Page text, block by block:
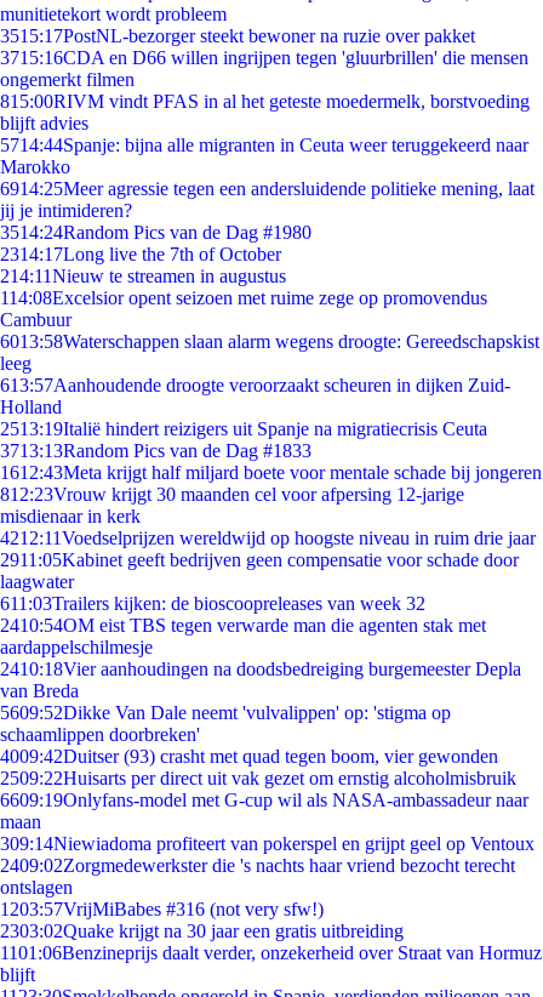
munitietekort wordt probleem
3515:17PostNL-bezorger steekt bewoner na ruzie over pakket
3715:16CDA en D66 willen ingrijpen tegen 'gluurbrillen' die mensen
ongemerkt filmen
815:00RIVM vindt PFAS in al het geteste moedermelk, borstvoeding
blijft advies
5714:44Spanje: bijna alle migranten in Ceuta weer teruggekeerd naar
Marokko
6914:25Meer agressie tegen een andersluidende politieke mening, laat
jij je intimideren?
3514:24Random Pics van de Dag #1980
2314:17Long live the 7th of October
214:11Nieuw te streamen in augustus
114:08Excelsior opent seizoen met ruime zege op promovendus
Cambuur
6013:58Waterschappen slaan alarm wegens droogte: Gereedschapskist
leeg
613:57Aanhoudende droogte veroorzaakt scheuren in dijken Zuid-
Holland
2513:19Italië hindert reizigers uit Spanje na migratiecrisis Ceuta
3713:13Random Pics van de Dag #1833
1612:43Meta krijgt half miljard boete voor mentale schade bij jongeren
812:23Vrouw krijgt 30 maanden cel voor afpersing 12-jarige
misdienaar in kerk
4212:11Voedselprijzen wereldwijd op hoogste niveau in ruim drie jaar
2911:05Kabinet geeft bedrijven geen compensatie voor schade door
laagwater
611:03Trailers kijken: de bioscoopreleases van week 32
2410:54OM eist TBS tegen verwarde man die agenten stak met
aardappelschilmesje
2410:18Vier aanhoudingen na doodsbedreiging burgemeester Depla
van Breda
5609:52Dikke Van Dale neemt 'vulvalippen' op: 'stigma op
schaamlippen doorbreken'
4009:42Duitser (93) crasht met quad tegen boom, vier gewonden
2509:22Huisarts per direct uit vak gezet om ernstig alcoholmisbruik
6609:19Onlyfans-model met G-cup wil als NASA-ambassadeur naar
maan
309:14Niewiadoma profiteert van pokerspel en grijpt geel op Ventoux
2409:02Zorgmedewerkster die 's nachts haar vriend bezocht terecht
ontslagen
1203:57VrijMiBabes #316 (not very sfw!)
2303:02Quake krijgt na 30 jaar een gratis uitbreiding
1101:06Benzineprijs daalt verder, onzekerheid over Straat van Hormuz
blijft